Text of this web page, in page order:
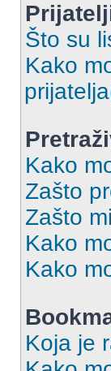
Što su
Kako
Kako
Zašto
Zašto
Kako
Kako
Koja je